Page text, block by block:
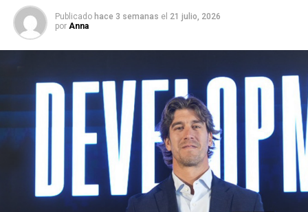
Publicado hace 3 semanas el 21 julio, 2026
por Anna